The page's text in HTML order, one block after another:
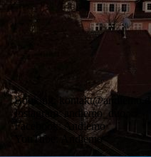
Booking: kontakt@andiemo.de
Instagram: andiemo_duo
Facebook: Andiemo
YouTube: Andiemo